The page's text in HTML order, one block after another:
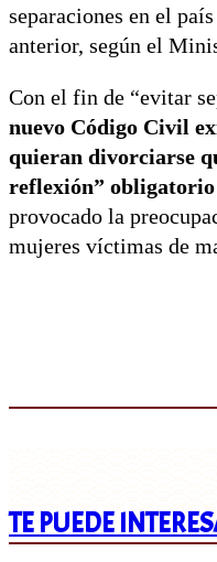
separaciones en el
anterior, según el
Con el fin de “evitar
nuevo Código Civil
quieran divorciarse
reflexión” obligatorio
provocado la
mujeres víctimas de
TE PUEDE